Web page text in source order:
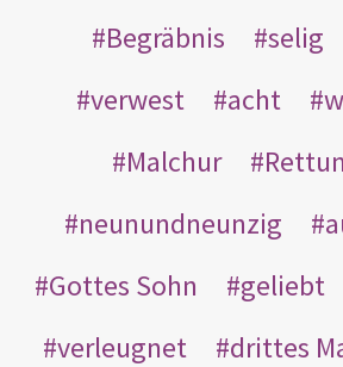
Begräbnis
selig
verwest
acht
Malchur
neunundneunzig
Gottes Sohn
geliebt
verleugnet
drittes